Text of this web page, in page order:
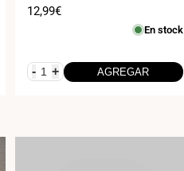
Precio
12,99€
En stock
- + AGREGAR